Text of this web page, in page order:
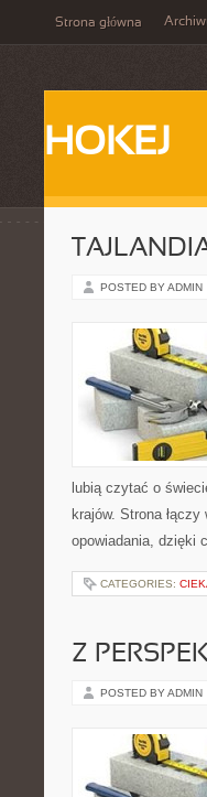
Strona główna
HOKEJ
POSTED BY ADMIN
lubią czytać o
krajów. Strona
opowiadania, dzięki
CATEGORIES:
Z
POSTED BY ADMIN